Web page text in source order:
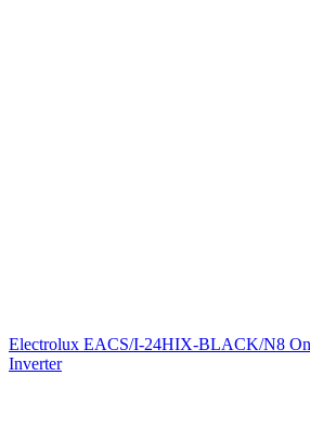
Electrolux EACS/I-24HIX-BLACK/N8
Inverter